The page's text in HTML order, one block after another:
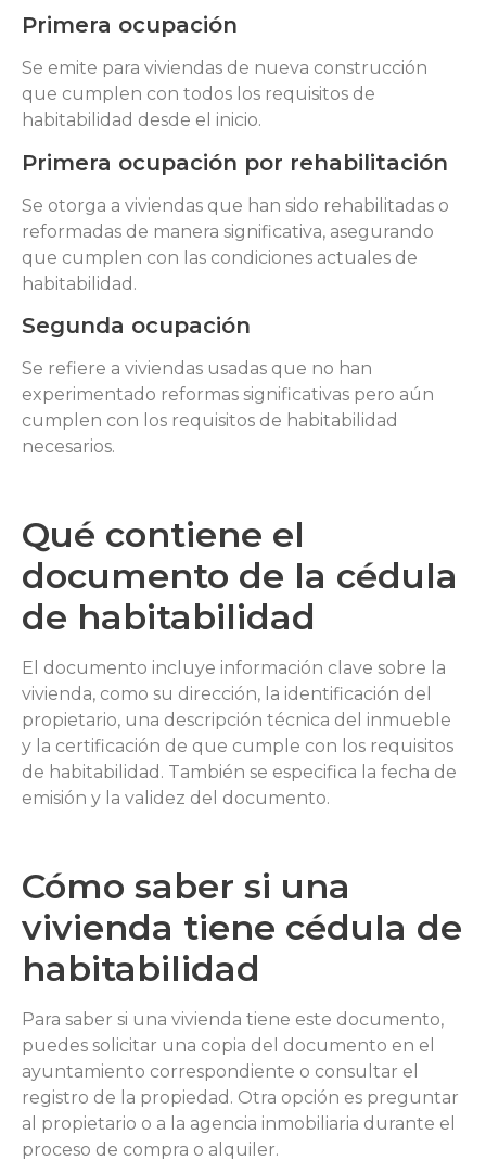
Primera ocupación
Se emite para viviendas de nueva construcción
que cumplen con todos los requisitos de
habitabilidad desde el inicio.
Primera ocupación por rehabilitación
Se otorga a viviendas que han sido rehabilitadas o
reformadas de manera significativa, asegurando
que cumplen con las condiciones actuales de
habitabilidad.
Segunda ocupación
Se refiere a viviendas usadas que no han
experimentado reformas significativas pero aún
cumplen con los requisitos de habitabilidad
necesarios.
Qué contiene el
documento de la cédula
de habitabilidad
El documento incluye información clave sobre la
vivienda, como su dirección, la identificación del
propietario, una descripción técnica del inmueble
y la certificación de que cumple con los requisitos
de habitabilidad. También se especifica la fecha de
emisión y la validez del documento.
Cómo saber si una
vivienda tiene cédula de
habitabilidad
Para saber si una vivienda tiene este documento,
puedes solicitar una copia del documento en el
ayuntamiento correspondiente o consultar el
registro de la propiedad. Otra opción es preguntar
al propietario o a la agencia inmobiliaria durante el
proceso de compra o alquiler.